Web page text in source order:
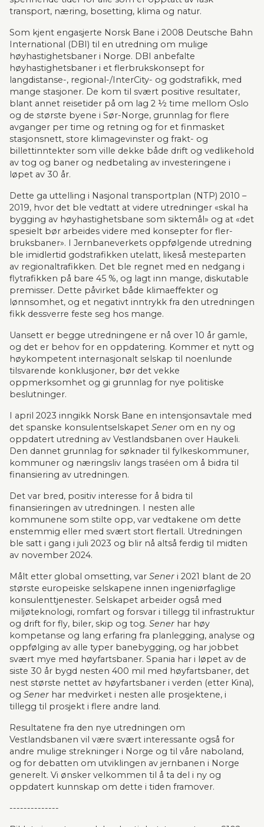
transport, næring, bosetting, klima og natur.
Som kjent engasjerte Norsk Bane i 2008 Deutsche Bahn
International (DBI) til en utredning om mulige
høyhastighetsbaner i Norge. DBI anbefalte
høyhastighetsbaner i et flerbrukskonsept for
langdistanse-, regional-/InterCity- og godstrafikk, med
mange stasjoner. De kom til svært positive resultater,
blant annet reisetider på om lag 2 ½ time mellom Oslo
og de største byene i Sør-Norge, grunnlag for flere
avganger per time og retning og for et finmasket
stasjonsnett, store klimagevinster og frakt- og
billettinntekter som ville dekke både drift og vedlikehold
av tog og baner og nedbetaling av investeringene i
løpet av 30 år.
Dette ga uttelling i Nasjonal transportplan (NTP) 2010 –
2019, hvor det ble vedtatt at videre utredninger «skal ha
bygging av høyhastighetsbane som siktemål» og at «det
spesielt bør arbeides videre med konsepter for fler­
bruks­baner». I Jernbaneverkets oppfølgende utredning
ble imidlertid godstrafikken utelatt, likeså mesteparten
av regionaltrafikken. Det ble regnet med en nedgang i
flytrafikken på bare 45 %, og lagt inn mange, diskutable
premisser. Dette påvirket både klimaeffekter og
lønnsomhet, og et negativt inntrykk fra den utredningen
fikk dessverre feste seg hos mange.
Uansett er begge utredningene er nå over 10 år gamle,
og det er behov for en oppdatering. Kommer et nytt og
høy­kompetent internasjonalt selskap til noenlunde
tilsvarende konklusjoner, bør det vekke
oppmerksomhet og gi grunnlag for nye politiske
beslutninger.
I april 2023 inngikk Norsk Bane en intensjonsavtale med
det spanske konsulentselskapet Sener om en ny og
oppdatert utredning av Vestlandsbanen over Haukeli.
Den dannet grunnlag for søknader til fylkeskommuner,
kommuner og næringsliv langs traséen om å bidra til
finansiering av utredningen.
Det var bred, positiv interesse for å bidra til
finansieringen av utredningen. I nesten alle
kommunene som stilte opp, var vedtakene om dette
enstemmig eller med svært stort flertall. Utredningen
ble satt i gang i juli 2023 og blir nå altså ferdig til midten
av november 2024.
Målt etter global omsetting, var Sener i 2021 blant de 20
største europeiske selskapene innen ingeniørfaglige
konsulenttjenester. Selskapet arbeider også med
miljøteknologi, romfart og forsvar i tillegg til infrastruktur
og drift for fly, biler, skip og tog. Sener har høy
kompetanse og lang erfaring fra planlegging, analyse og
oppfølging av alle typer banebygging, og har jobbet
svært mye med høyfartsbaner. Spania har i løpet av de
siste 30 år bygd nesten 400 mil med høyfartsbaner, det
nest største nettet av høyfartsbaner i verden (etter Kina),
og Sener har medvirket i nesten alle prosjektene, i
tillegg til prosjekt i flere andre land.
Resultatene fra den nye utredningen om
Vestlandsbanen vil være svært interessante også for
andre mulige strekninger i Norge og til våre naboland,
og for debatten om utviklingen av jernbanen i Norge
generelt. Vi ønsker velkommen til å ta del i ny og
oppdatert kunnskap om dette i tiden framover.
--------------